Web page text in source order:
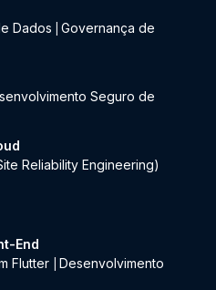
Dados
Governança de
Seguro de
Reliability Engineering)
End
Flutter
Desenvolvimento